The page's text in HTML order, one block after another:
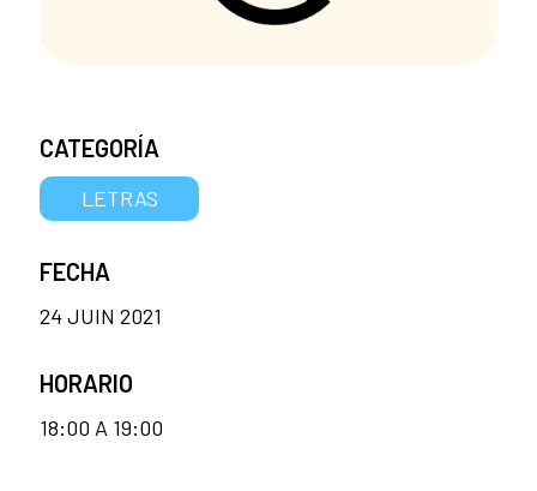
CATEGORÍA
LETRAS
FECHA
24 JUIN 2021
HORARIO
18:00 A 19:00